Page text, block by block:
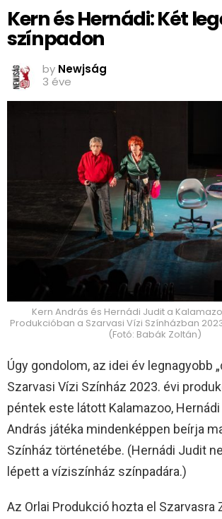
Kern és Hernádi: Két
színpadon
by Newjság
3 éve
Kern András és Hernádi Judit a
Produkcióban a Szarvasi Vízi Színházban
(Fotó: Babák Zoltán)
Úgy gondolom, az idei év legnagyobb
Szarvasi Vízi Színház 2023. évi
péntek este látott Kalamazoo,
András játéka mindenképpen beírja
Színház történetébe. (Hernádi Judit
lépett a víziszínház színpadára.)
Az Orlai Produkció hozta el Szarvasra